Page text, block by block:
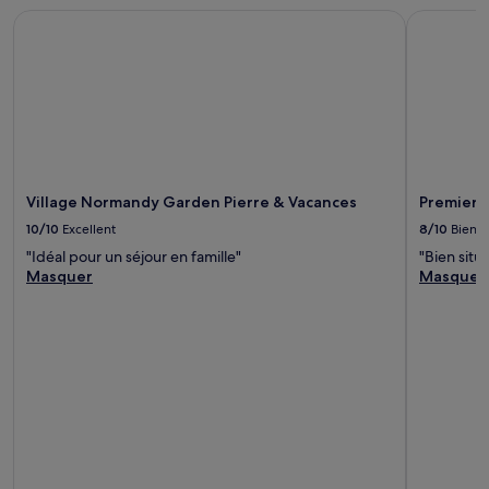
Village Normandy Garden Pierre & Vacances
10/10 Excellent
"Idéal pour un séjour en famille"
Masquer
8/10 Bien
"Bien
Masquer